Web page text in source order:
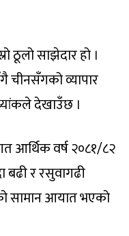
ठूलो साझेदार हो ।
चीनसँगको व्यापार
देखाउँछ ।
आर्थिक वर्ष २०८१/८२
बढी र रसुवागढी
सामान आयात भएको